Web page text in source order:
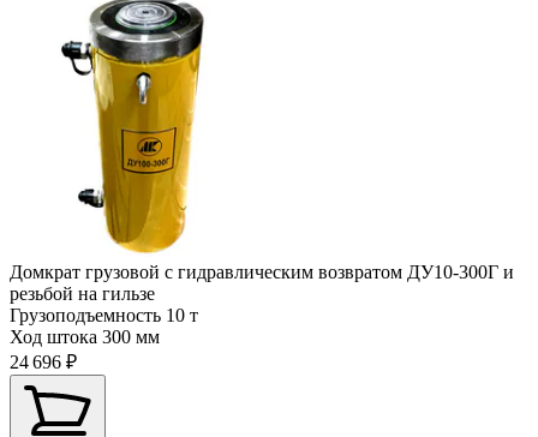
Домкрат грузовой с гидравлическим возвратом ДУ10-300Г и
резьбой на гильзе
Грузоподъемность 10 т
Ход штока 300 мм
24 696 ₽